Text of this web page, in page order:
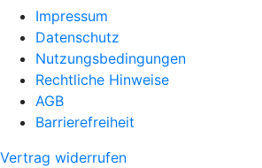
Impressum
Datenschutz
Nutzungsbedingungen
Rechtliche Hinweise
AGB
Barrierefreiheit
Vertrag widerrufen